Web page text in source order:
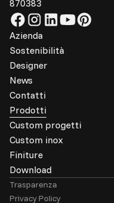
870383
Azienda
Sostenibilità
Designer
News
Contatti
Prodotti
Custom progetti
Custom inox
Finiture
Download
Trasparenza
Privacy Policy